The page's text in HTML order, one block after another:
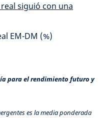
siguió con una
EM-DM (%)
para el rendimiento futuro y
es la media ponderada